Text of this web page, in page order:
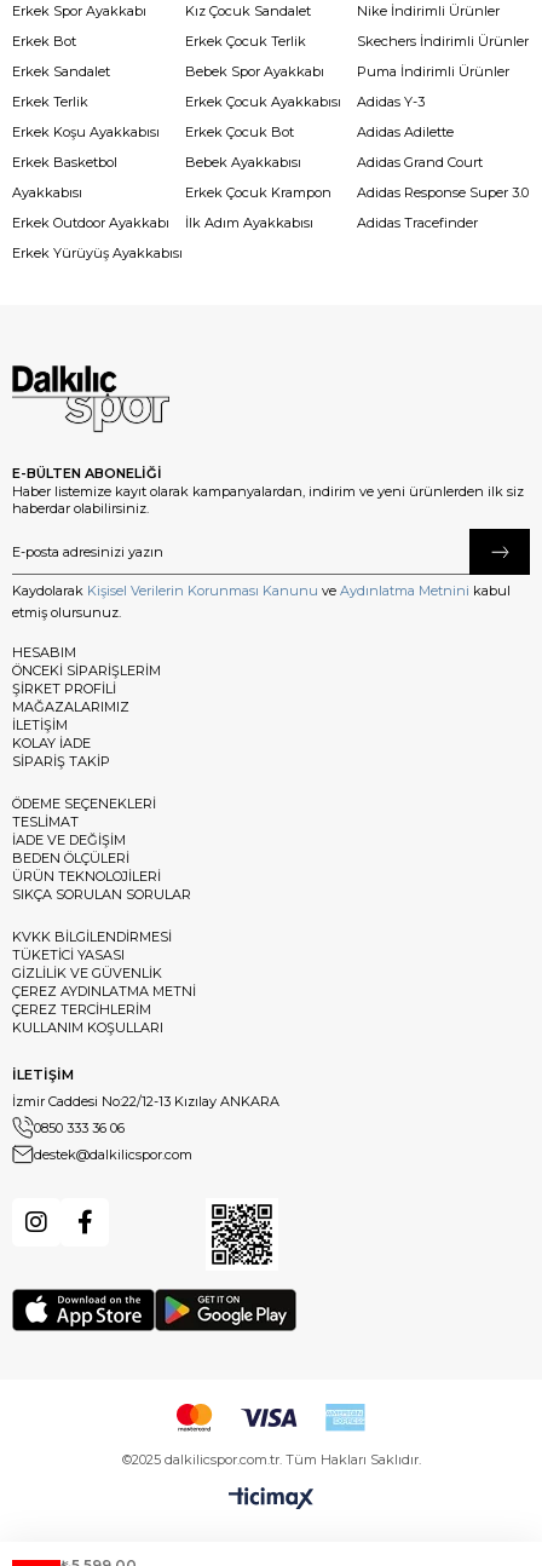
Erkek Spor Ayakkabı
Erkek Bot
Erkek Sandalet
Erkek Terlik
Erkek Koşu Ayakkabısı
Erkek Basketbol
Ayakkabısı
Erkek Outdoor Ayakkabı
Erkek Yürüyüş Ayakkabısı
Kız Çocuk Sandalet
Erkek Çocuk Terlik
Bebek Spor Ayakkabı
Erkek Çocuk Ayakkabısı
Erkek Çocuk Bot
Bebek Ayakkabısı
Erkek Çocuk Krampon
İlk Adım Ayakkabısı
Nike İndirimli Ürünler
Skechers İndirimli Ürünler
Puma İndirimli Ürünler
Adidas Y-3
Adidas Adilette
Adidas Grand Court
Adidas Response Super 3.0
Adidas Tracefinder
E-BÜLTEN ABONELİĞİ
Haber listemize kayıt olarak kampanyalardan, indirim ve yeni ürünlerden ilk siz
haberdar olabilirsiniz.
Kaydolarak Kişisel Verilerin Korunması Kanunu ve Aydınlatma Metnini kabul
etmiş olursunuz.
HESABIM
ÖNCEKİ SİPARİŞLERİM
ŞİRKET PROFİLİ
MAĞAZALARIMIZ
İLETİŞİM
KOLAY İADE
SİPARİŞ TAKİP
ÖDEME SEÇENEKLERİ
TESLİMAT
İADE VE DEĞİŞİM
BEDEN ÖLÇÜLERİ
ÜRÜN TEKNOLOJİLERİ
SIKÇA SORULAN SORULAR
KVKK BİLGİLENDİRMESİ
TÜKETİCİ YASASI
GİZLİLİK VE GÜVENLİK
ÇEREZ AYDINLATMA METNİ
ÇEREZ TERCİHLERİM
KULLANIM KOŞULLARI
İLETİŞİM
İzmir Caddesi No:22/12-13 Kızılay ANKARA
0850 333 36 06
destek@dalkilicspor.com
©2025 dalkilicspor.com.tr. Tüm Hakları Saklıdır.